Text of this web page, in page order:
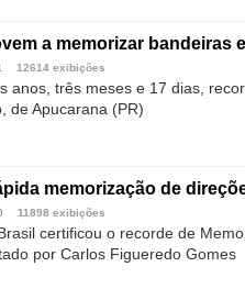
a memorizar bandeiras
12614 exibições
anos, três meses e 17 dias,
de Apucarana (PR)
memorização de
11898 exibições
certificou o recorde de
por Carlos Figueredo Gomes